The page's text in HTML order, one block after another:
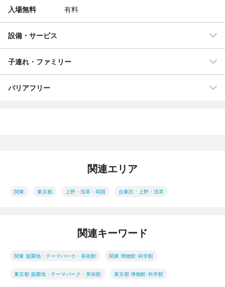
入場無料 有料
設備・サービス
子連れ・ファミリー
バリアフリー
関連エリア
関東 東京都 上野・浅草・両国 台東区・上野・浅草
関連キーワード
関東 遊園地・テーマパーク・美術館 関東 博物館･科学館
東京都 遊園地・テーマパーク・美術館 東京都 博物館･科学館